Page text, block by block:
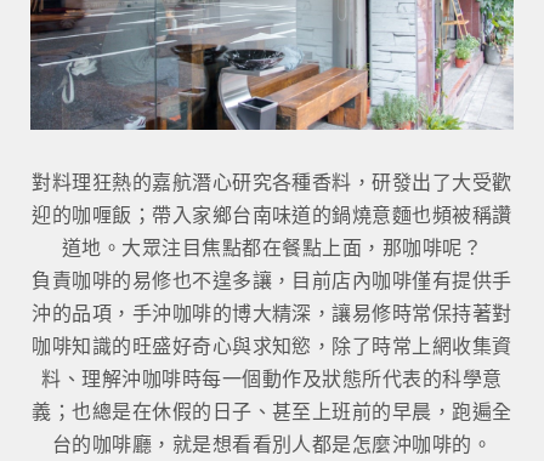
對料理狂熱的嘉航潛心研究各種香料，研發出了大受歡
迎的咖喱飯；帶入家鄉台南味道的鍋燒意麵也頻被稱讚
道地。大眾注目焦點都在餐點上面，那咖啡呢？
負責咖啡的易修也不遑多讓，目前店內咖啡僅有提供手
沖的品項，手沖咖啡的博大精深，讓易修時常保持著對
咖啡知識的旺盛好奇心與求知慾，除了時常上網收集資
料、理解沖咖啡時每一個動作及狀態所代表的科學意
義；也總是在休假的日子、甚至上班前的早晨，跑遍全
台的咖啡廳，就是想看看別人都是怎麼沖咖啡的。